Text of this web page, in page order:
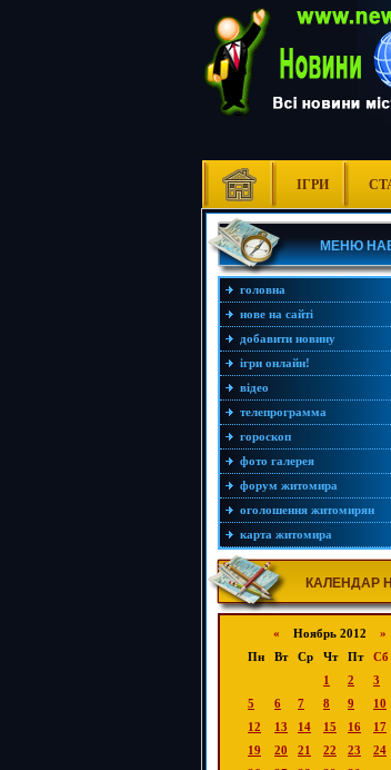
ІГРИ
МЕНЮ
головна
нове на сайті
добавити новину
ігри онлайн!
відео
телепрограмма
гороскоп
фото галерея
форум житомира
оголошення житомирян
карта житомира
КАЛЕНДАР
« Ноябрь 2012 »
Пн
Вт Ср Чт Пт Сб
1
2 3
5
6 7 8 9 10
12
13 14 15 16 17
19
20 21 22 23 24